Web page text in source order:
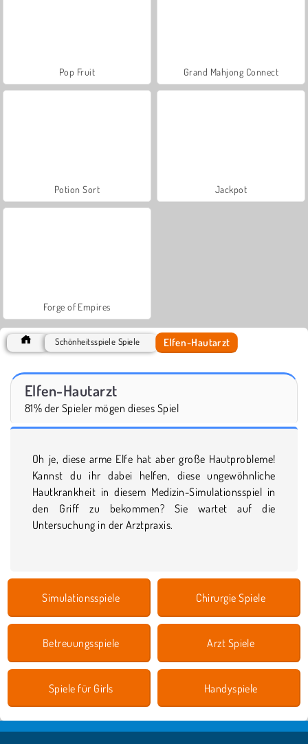
Pop Fruit Grand Mahjong Connect
Potion Sort Jackpot
Forge of Empires
Schönheitsspiele Spiele Elfen-Hautarzt
Elfen-Hautarzt
81% der Spieler mögen dieses Spiel
Oh je, diese arme Elfe hat aber große Hautprobleme!
Kannst du ihr dabei helfen, diese ungewöhnliche
Hautkrankheit in diesem Medizin-Simulationsspiel in
den Griff zu bekommen? Sie wartet auf die
Untersuchung in der Arztpraxis.
Simulationsspiele Chirurgie Spiele
Betreuungsspiele Arzt Spiele
Spiele für Girls Handyspiele